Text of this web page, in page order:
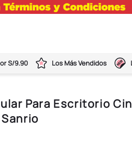
S/9.90 Los Más Vendidos
Para Escritorio